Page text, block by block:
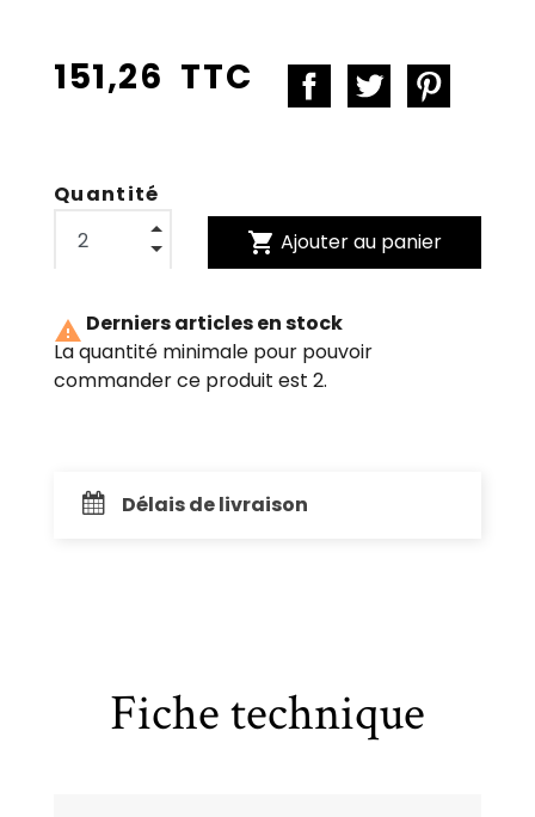
151,26 TTC
Quantité
shopping_cart Ajouter au panier
 Derniers articles en stock
La quantité minimale pour pouvoir
commander ce produit est 2.
Délais de livraison
Fiche technique